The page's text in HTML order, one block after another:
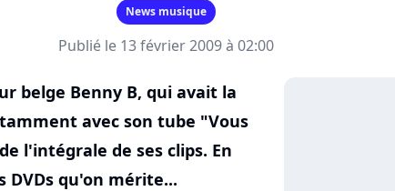
News musique
Publié le 13 février 2009 à 02:00
belge Benny B, qui avait la
avec son tube "Vous
l'intégrale de ses clips. En
DVDs qu'on mérite...